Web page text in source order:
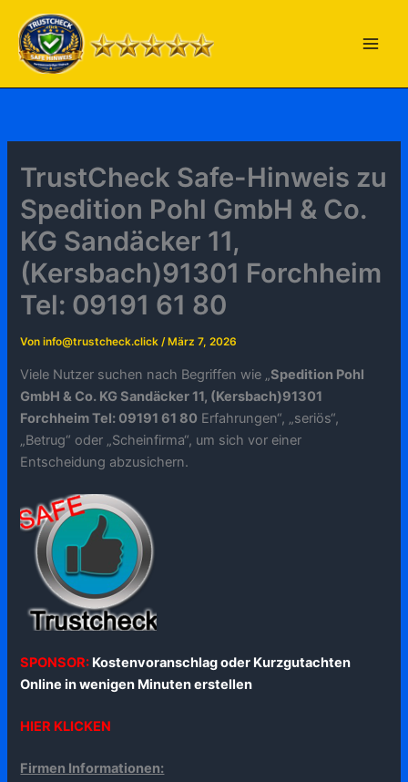
Inhalt
springen
TrustCheck Safe-Hinweis zu
Spedition Pohl GmbH & Co.
KG Sandäcker 11,
(Kersbach)91301 Forchheim
Tel: 09191 61 80
Voninfo@trustcheck.click/ März 7, 2026
Viele Nutzer suchen nach Begriffen wie „Spedition Pohl
GmbH & Co. KG Sandäcker 11, (Kersbach)91301
Forchheim Tel: 09191 61 80 Erfahrungen“, „seriös“,
„Betrug“ oder „Scheinfirma“, um sich vor einer
Entscheidung abzusichern.
SPONSOR: Kostenvoranschlag oder Kurzgutachten
Online in wenigen Minuten erstellen
HIER KLICKEN
Firmen Informationen: